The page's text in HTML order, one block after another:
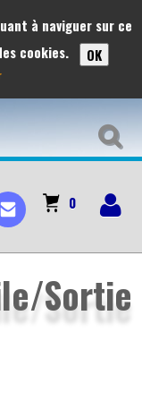
à naviguer sur ce
cookies.
OK
0
Sortie